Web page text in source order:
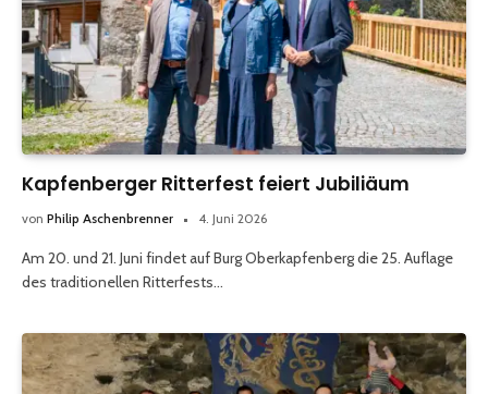
Kapfenberger Ritterfest feiert Jubiliäum
von Philip Aschenbrenner 4. Juni 2026
Am 20. und 21. Juni findet auf Burg Oberkapfenberg die 25. Auflage
des traditionellen Ritterfests…